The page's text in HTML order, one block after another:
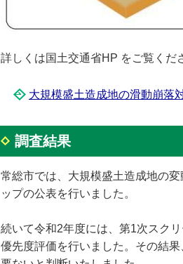
詳しくは国土交通省HP をご覧くだ
大規模盛土造成地の滑動崩落
調査結果
常総市では、大規模盛土造成地の
ップの公表を行いました。
続いて令和2年度には、第1次スク
優先度評価を行いました。その結